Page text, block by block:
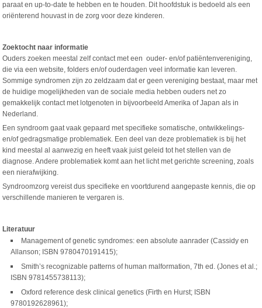
paraat en up-to-date te hebben en te houden. Dit hoofdstuk is bedoeld als een
oriënterend houvast in de zorg voor deze kinderen.
Zoektocht naar informatie
Ouders zoeken meestal zelf contact met een ouder- en/of patiëntenvereniging,
die via een website, folders en/of ouderdagen veel informatie kan leveren.
Sommige syndromen zijn zo zeldzaam dat er geen vereniging bestaat, maar met
de huidige mogelijkheden van de sociale media hebben ouders net zo
gemakkelijk contact met lotgenoten in bijvoorbeeld Amerika of Japan als in
Nederland.
Een syndroom gaat vaak gepaard met specifieke somatische, ontwikkelings-
en/of gedragsmatige problematiek. Een deel van deze problematiek is bij het
kind meestal al aanwezig en heeft vaak juist geleid tot het stellen van de
diagnose. Andere problematiek komt aan het licht met gerichte screening, zoals
een nierafwijking.
Syndroomzorg vereist dus specifieke en voortdurend aangepaste kennis, die op
verschillende manieren te vergaren is.
Literatuur
Management of genetic syndromes: een absolute aanrader (Cassidy en
Allanson; ISBN 9780470191415);
Smith’s recognizable patterns of human malformation, 7th ed. (Jones et al.;
ISBN 9781455738113);
Oxford reference desk clinical genetics (Firth en Hurst; ISBN
9780192628961);